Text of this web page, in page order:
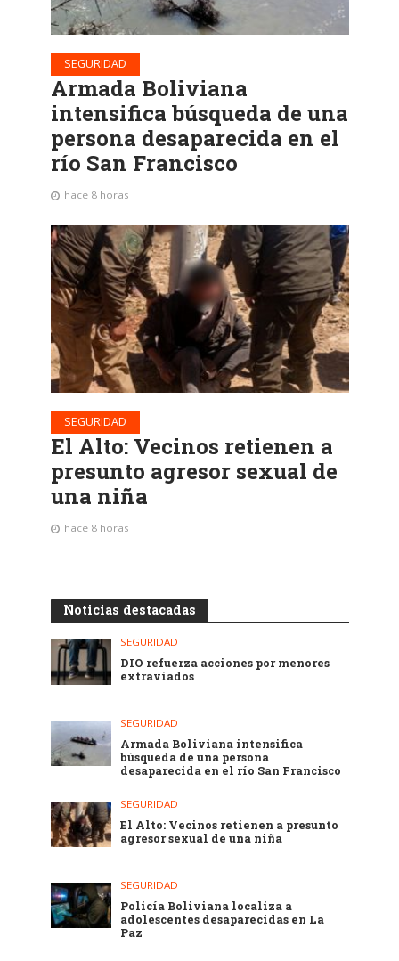
SEGURIDAD
Armada Boliviana
intensifica búsqueda de una
persona desaparecida en el
río San Francisco
hace 8 horas
SEGURIDAD
El Alto: Vecinos retienen a
presunto agresor sexual de
una niña
hace 8 horas
Noticias destacadas
SEGURIDAD
DIO refuerza acciones por menores
extraviados
SEGURIDAD
Armada Boliviana intensifica
búsqueda de una persona
desaparecida en el río San Francisco
SEGURIDAD
El Alto: Vecinos retienen a presunto
agresor sexual de una niña
SEGURIDAD
Policía Boliviana localiza a
adolescentes desaparecidas en La
Paz